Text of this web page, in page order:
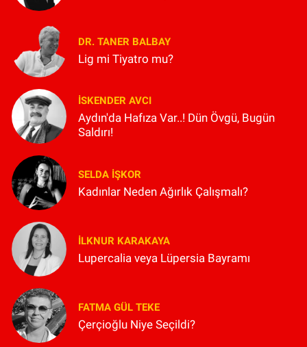
DR. TANER BALBAY
Lig mi Tiyatro mu?
İSKENDER AVCI
Aydın'da Hafıza Var..! Dün Övgü, Bugün
Saldırı!
SELDA İŞKOR
Kadınlar Neden Ağırlık Çalışmalı?
İLKNUR KARAKAYA
Lupercalia veya Lüpersia Bayramı
FATMA GÜL TEKE
Çerçioğlu Niye Seçildi?